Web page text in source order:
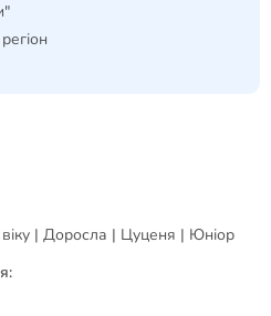
| Доросла | Цуценя | Юніор